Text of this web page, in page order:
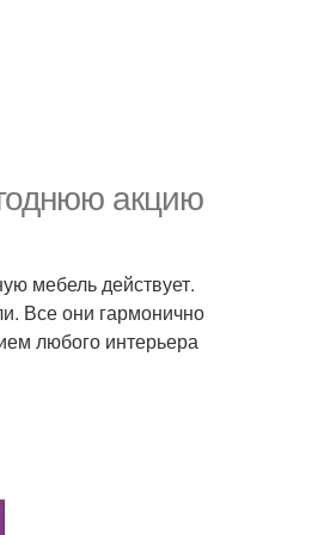
акцию
мебель действует.
Все они гармонично
любого интерьера